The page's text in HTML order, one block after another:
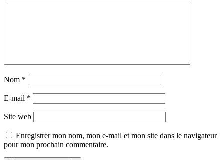
Nom *
E-mail *
Site web
Enregistrer mon nom, mon e-mail et mon site dans le navigateur
pour mon prochain commentaire.